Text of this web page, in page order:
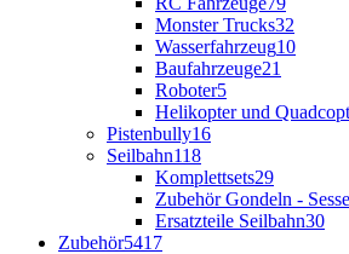
Monster Trucks32
Wasserfahrzeug10
Baufahrzeuge21
Roboter5
Helikopter und
Pistenbully16
Seilbahn118
Komplettsets29
Zubehör Gondeln -
Ersatzteile Seilbahn30
Zubehör5417